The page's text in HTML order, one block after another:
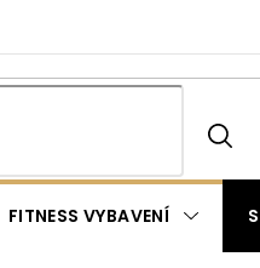
FITNESS VYBAVENÍ